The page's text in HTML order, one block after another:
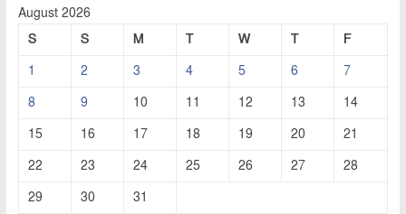
August 2026
S
S M T W T
F
1
2 3 4 5 6
7
8
9 10 11 12 13
14
15
16 17 18 19 20
21
22
23 24 25 26 27
28
29
30 31